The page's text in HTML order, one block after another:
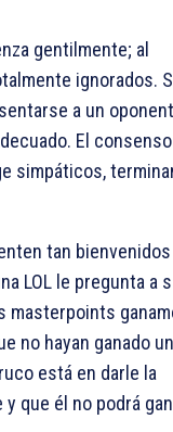
gentilmente; al
ignorados.
a un
El consenso
simpáticos,
tan bienvenidos
LOL le pregunta a
masterpoints
no hayan ganado un
está en darle la
que él no podrá